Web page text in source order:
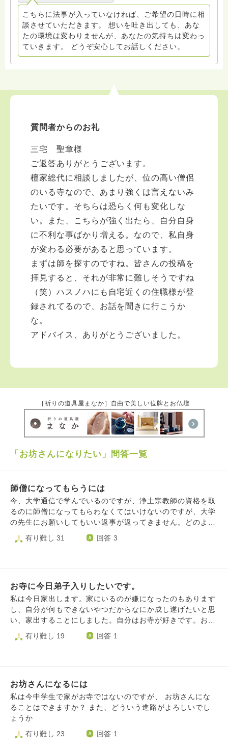
こちらに法事が入っていなければ、ご希望の日時に相
談させていただきます。 想いを吐き出しても、あな
たの環境は変わりませんが、あなたの気持ちは変わっ
ていきます。 どうぞ安心してお話しください。
質問者からのお礼
三宅 聖章様
ご返答ありがとうございます。
檀家総代に相談しましたが、位の高い僧侶
のいる寺なので、あまり強くは言えないみ
たいです。そちらは恐らく何も変化しな
い。また、こちらが強く出たら、自分自身
に不利な事ばかり増える。なので、私自身
が変わる必要があると思っています。
まずは師を探すのですね。皆さんの投稿を
拝見すると、それが非常に難しそうですね
（笑）ハスノハにも自宅近くの住職様が登
録されてるので、お話を聞きに行こうか
な。
アドバイス、ありがとうございました。
［祈りの道具屋まなか］自由で美しい位牌とお仏壇
「お坊さんになりたい」問答一覧
師僧になってもらうには
今、大学通信で学んでいるのですが、浄土宗教師の資格を取
るのに師僧になってもらわなくてはいけないのですが、大学
の先生にお願いしてもいい返事が返ってきません。どのよう
に師僧をみつければよいのですか。 何か良い方法はないで
しょうか。
有り難し 31 回答 3
お寺に今日弟子入りしたいです。
私は今日家出します。家にいるのが嫌になったのもあります
し、自分が何もできないやつだからなにか成し遂げたいと思
い、家出することにしました。自分はお寺が好きです。お寺
に泊まりたいけどそんなことできませんよね。なので弟子入
りしたいです。菩提寺に弟子入りしたい場合はどうすればい
ていただけませんか。
有り難し 19 回答 1
お坊さんになるには
私は今中学生で家がお寺ではないのですが、 お坊さんにな
ることはできますか？ また、どういう進路がよろしいでし
ょうか
有り難し 23
回答 1